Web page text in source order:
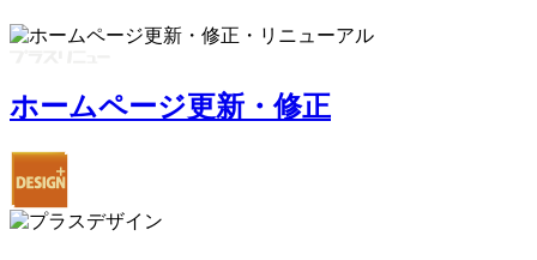
ホームページ更新・修正